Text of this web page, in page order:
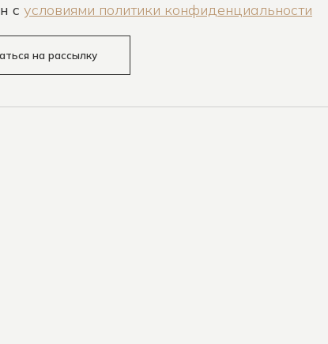
c условиями политики конфиденциальности
на рассылку